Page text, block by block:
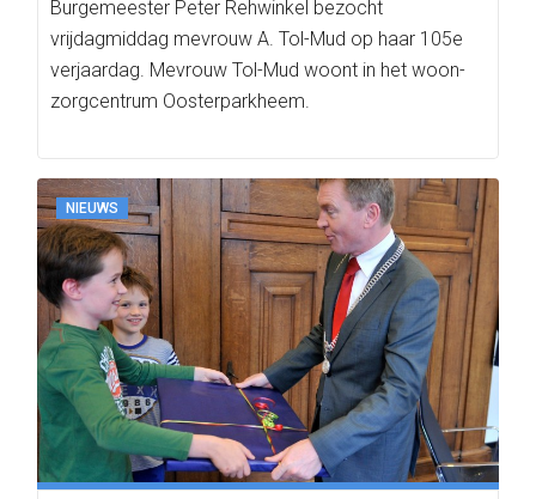
Burgemeester Peter Rehwinkel bezocht
vrijdagmiddag mevrouw A. Tol-Mud op haar 105e
verjaardag. Mevrouw Tol-Mud woont in het woon-
zorgcentrum Oosterparkheem.
NIEUWS